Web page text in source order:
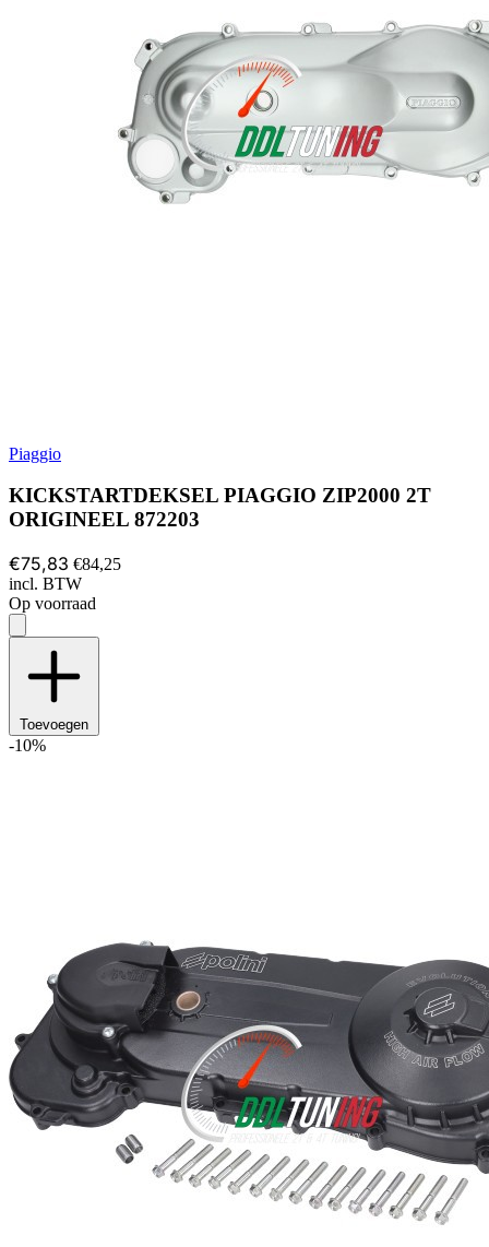
Piaggio
KICKSTARTDEKSEL PIAGGIO ZIP2000 2T
ORIGINEEL 872203
€75,83 €84,25
incl. BTW
Op voorraad
Toevoegen
-10%